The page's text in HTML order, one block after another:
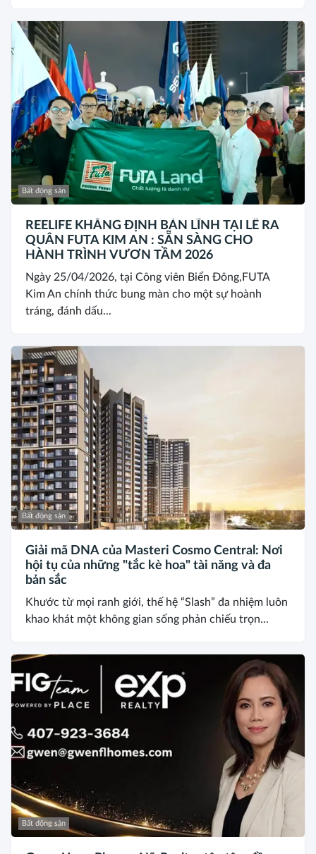
Bất động sản
REELIFE KHẲNG ĐỊNH BẢN LĨNH TẠI LỄ RA
QUÂN FUTA KIM AN : SẴN SÀNG CHO
HÀNH TRÌNH VƯƠN TẦM 2026
Ngày 25/04/2026, tại Công viên Biển Đông,FUTA
Kim An chính thức bung màn cho một sự hoành
tráng, đánh dấu...
Bất động sản
Giải mã DNA của Masteri Cosmo Central: Nơi
hội tụ của những "tắc kè hoa" tài năng và đa
bản sắc
Khước từ mọi ranh giới, thế hệ “Slash” đa nhiệm luôn
khao khát một không gian sống phản chiếu trọn...
Bất động sản